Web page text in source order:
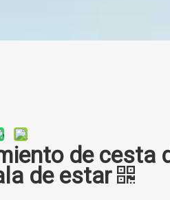
de cesta
de estar